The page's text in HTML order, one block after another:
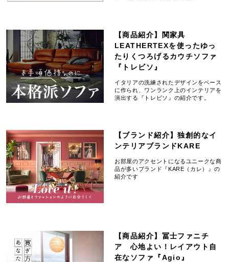
【商品紹介】関家具
LEATHERTEXを使ったゆっ
たりくつろげるカウチソファ
『トレビソ』
イタリアの洗練されたデザインをベース
に作られ、ワンランク上のインテリアを
演出する『トレビソ』の紹介です。
【ブランド紹介】独創的なイ
ンテリアブランドKARE
お部屋のアクセントになるユニークな商
品が多いブランド『KARE（カレ）』の
紹介です
【商品紹介】冨士ファニチ
ア 心地よい！レイアウト自
在なソファ『Agio』